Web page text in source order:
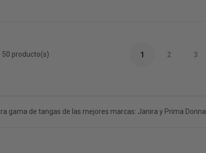
50 producto(s) 1 2 3
gama de tangas de las mejores marcas: Janira y Prima Donna.